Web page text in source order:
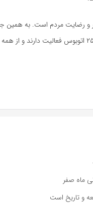
و رضایت مردم است. به همین
قطار شهری انجام می‌دهیم. همچنین، در پایانه مفتح ۲۵۰
ماه صفر
و تاریخ است